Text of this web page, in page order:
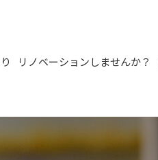
リノベーションしませんか？